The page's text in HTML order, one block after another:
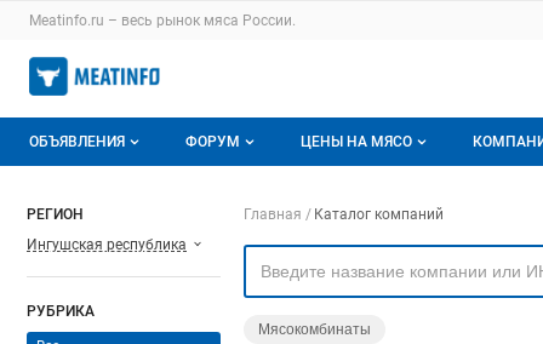
Раздел навигации по сайту meatinfo.ru
Meatinfo.ru – весь рынок мяса России.
Авторизация и меню пользователя
Навигация по разделам сайта meatinfo.ru
ОБЪЯВЛЕНИЯ
Горячее предложение
ФОРУМ
Избранные
С моим участием
ЦЕНЫ НА МЯСО
Актуальные мониторинги
Цены на мясо Моя
РЕГИОН
Ингушская республика
РУБРИКА
Навигация по
Главная Каталог компаний
Мясокомбинаты